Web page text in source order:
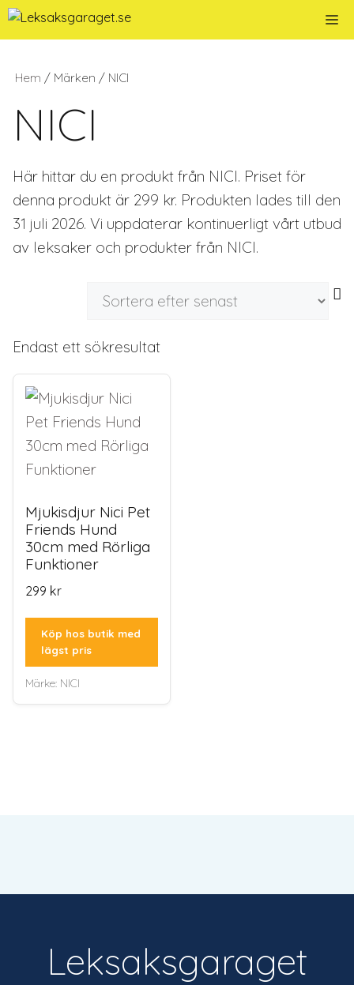
Hoppa
till
Hem / Märken / NICI
NICI
Här hittar du en produkt från NICI. Priset för
denna produkt är 299 kr. Produkten lades till den
31 juli 2026. Vi uppdaterar kontinuerligt vårt utbud
av leksaker och produkter från NICI.
Endast ett sökresultat
Mjukisdjur Nici Pet
Friends Hund
30cm med Rörliga
Funktioner
299 kr
Köp hos butik med
lägst pris
Märke: NICI
Leksaksgaraget